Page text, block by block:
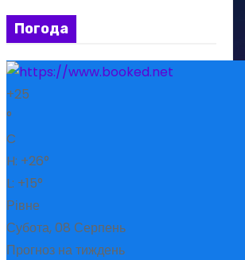
Погода
+25
°
C
H: +26°
L: +15°
Рівне
Субота, 08 Серпень
Прогноз на тиждень